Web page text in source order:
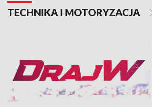
TECHNIKA I MOTORYZACJA